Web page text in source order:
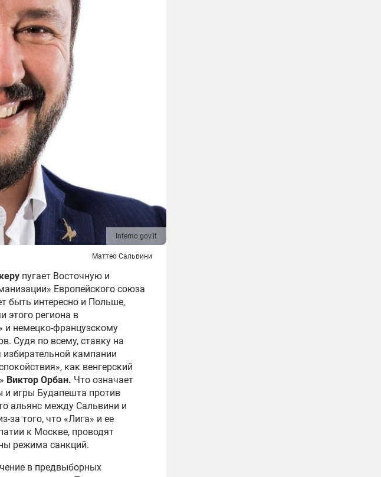
Interno.gov.it
Маттео Сальвини
пугает Восточную и
Европейского союза
быть интересно и Польше,
этого региона в
и немецко-французскому
Судя по всему, ставку на
кампании
как венгерский
Виктор Орбан. Что означает
и игры Будапешта против
альянс между Сальвини и
за того, что «Лига» и ее
к Москве, проводят
режима санкций.
в предвыборных